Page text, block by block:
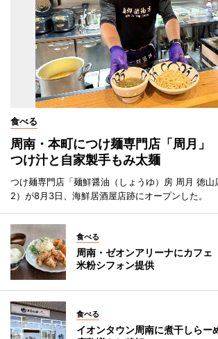
食べる
周南・本町につけ麺専門店「周月
つけ汁と自家製手もみ太麺
つけ麺専門店「麺鮮醤油（しょうゆ）房 周月 徳山
2）が8月3日、海鮮居酒屋店跡にオープンした。
食べる
周南・ゼオンアリーナにカフ
米粉シフォン提供
食べる
イオンタウン周南に煮干しら